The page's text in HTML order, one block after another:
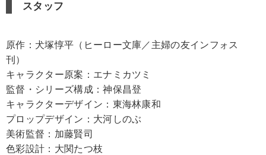
スタッフ
原作：犬塚惇平（ヒーロー文庫／主婦の友インフォス
刊）
キャラクター原案：エナミカツミ
監督・シリーズ構成：神保昌登
キャラクターデザイン：東海林康和
プロップデザイン：大河しのぶ
美術監督：加藤賢司
色彩設計：大関たつ枝